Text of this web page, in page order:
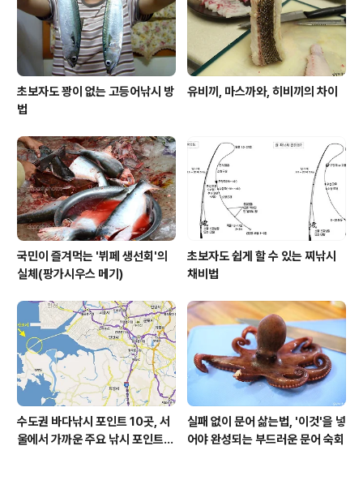
초보자도 꽝이 없는 고등어낚시 방
법
유비끼, 마스까와, 히비끼의 차이
국민이 즐겨먹는 '뷔페 생선회'의
실체(팡가시우스 메기)
초보자도 쉽게 할 수 있는 찌낚시
채비법
수도권 바다낚시 포인트 10곳, 서
울에서 가까운 주요 낚시 포인트
실패 없이 문어 삶는법, '이것'을 넣
어야 완성되는 부드러운 문어 숙회